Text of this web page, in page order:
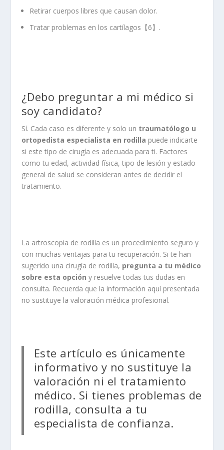
Retirar cuerpos libres que causan dolor.
Tratar problemas en los cartílagos【6】.
¿Debo preguntar a mi médico si
soy candidato?
Sí. Cada caso es diferente y solo un traumatólogo u
ortopedista especialista en rodilla puede indicarte
si este tipo de cirugía es adecuada para ti. Factores
como tu edad, actividad física, tipo de lesión y estado
general de salud se consideran antes de decidir el
tratamiento.
La artroscopia de rodilla es un procedimiento seguro y
con muchas ventajas para tu recuperación. Si te han
sugerido una cirugía de rodilla, pregunta a tu médico
sobre esta opción y resuelve todas tus dudas en
consulta. Recuerda que la información aquí presentada
no sustituye la valoración médica profesional.
Este artículo es únicamente
informativo y no sustituye la
valoración ni el tratamiento
médico. Si tienes problemas de
rodilla, consulta a tu
especialista de confianza.